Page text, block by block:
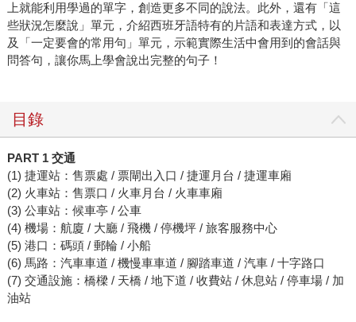
上就能利用學過的單字，創造更多不同的說法。此外，還有「這
些狀況怎麼說」單元，介紹西班牙語特有的片語和表達方式，以
及「一定要會的常用句」單元，示範實際生活中會用到的會話與
問答句，讓你馬上學會說出完整的句子！
目錄
PART 1 交通
(1) 捷運站：售票處 / 票閘出入口 / 捷運月台 / 捷運車廂
(2) 火車站：售票口 / 火車月台 / 火車車廂
(3) 公車站：候車亭 / 公車
(4) 機場：航廈 / 大廳 / 飛機 / 停機坪 / 旅客服務中心
(5) 港口：碼頭 / 郵輪 / 小船
(6) 馬路：汽車車道 / 機慢車車道 / 腳踏車道 / 汽車 / 十字路口
(7) 交通設施：橋樑 / 天橋 / 地下道 / 收費站 / 休息站 / 停車場 / 加
油站